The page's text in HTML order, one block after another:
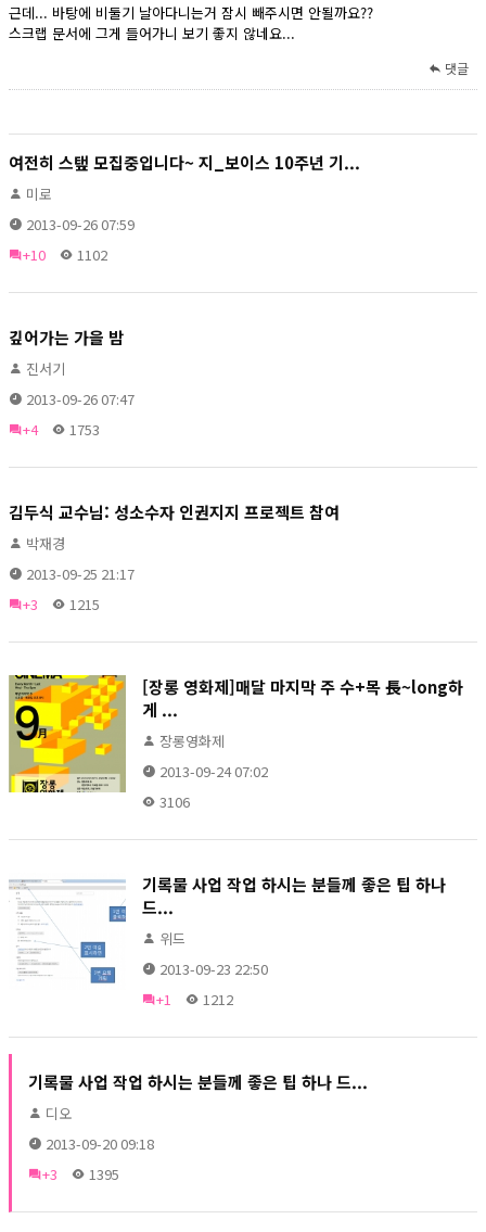
근데... 바탕에 비둘기 날아다니는거 잠시 빼주시면 안될까요??
스크랩 문서에 그게 들어가니 보기 좋지 않네요...
댓글
여전히 스탶 모집중입니다~ 지_보이스 10주년 기...
미로
2013-09-26 07:59
+10
1102
깊어가는 가을 밤
진서기
2013-09-26 07:47
+4
1753
김두식 교수님: 성소수자 인권지지 프로젝트 참여
박재경
2013-09-25 21:17
+3
1215
[장롱 영화제]매달 마지막 주 수+목 長~long하
게 ...
장롱영화제
2013-09-24 07:02
3106
기록물 사업 작업 하시는 분들께 좋은 팁 하나
드...
위드
2013-09-23 22:50
+1
1212
기록물 사업 작업 하시는 분들께 좋은 팁 하나 드...
디오
2013-09-20 09:18
+3
1395